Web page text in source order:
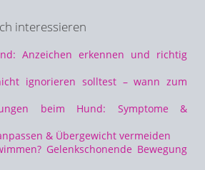
interessieren
Anzeichen erkennen und richtig
ignorieren solltest – wann zum
beim Hund: Symptome &
& Übergewicht vermeiden
Gelenkschonende Bewegung